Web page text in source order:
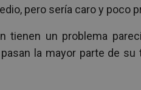
pero sería caro y poco
tienen un problema
la mayor parte de su